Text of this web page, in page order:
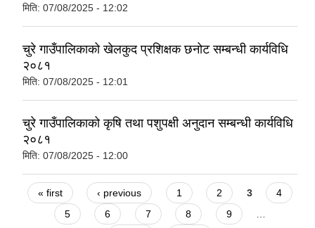
मिति: 07/08/2025 - 12:02
चुरे गाउँपालिकाको खेलकुद प्रशिक्षक छनोट सम्बन्धी कार्यविधि
२०८१
मिति: 07/08/2025 - 12:01
चुरे गाउँपालिकाको कृषि तथा पशुपक्षी अनुदान सम्बन्धी कार्यविधि
२०८१
मिति: 07/08/2025 - 12:00
Pages
« first ‹ previous 1 2 3
4
5
6 7 8 9